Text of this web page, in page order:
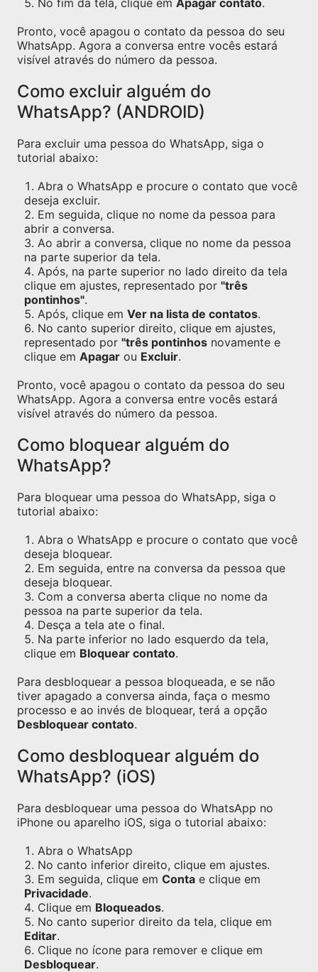
No fim da tela, clique em Apagar contato.
Pronto, você apagou o contato da pessoa do seu
WhatsApp. Agora a conversa entre vocês estará
visível através do número da pessoa.
Como excluir alguém do
WhatsApp? (ANDROID)
Para excluir uma pessoa do WhatsApp, siga o
tutorial abaixo:
Abra o WhatsApp e procure o contato que você
deseja excluir.
Em seguida, clique no nome da pessoa para
abrir a conversa.
Ao abrir a conversa, clique no nome da pessoa
na parte superior da tela.
Após, na parte superior no lado direito da tela
clique em ajustes, representado por "três
pontinhos".
Após, clique em Ver na lista de contatos.
No canto superior direito, clique em ajustes,
representado por "três pontinhos novamente e
clique em Apagar ou Excluir.
Pronto, você apagou o contato da pessoa do seu
WhatsApp. Agora a conversa entre vocês estará
visível através do número da pessoa.
Como bloquear alguém do
WhatsApp?
Para bloquear uma pessoa do WhatsApp, siga o
tutorial abaixo:
Abra o WhatsApp e procure o contato que você
deseja bloquear.
Em seguida, entre na conversa da pessoa que
deseja bloquear.
Com a conversa aberta clique no nome da
pessoa na parte superior da tela.
Desça a tela ate o final.
Na parte inferior no lado esquerdo da tela,
clique em Bloquear contato.
Para desbloquear a pessoa bloqueada, e se não
tiver apagado a conversa ainda, faça o mesmo
processo e ao invés de bloquear, terá a opção
Desbloquear contato.
Como desbloquear alguém do
WhatsApp? (iOS)
Para desbloquear uma pessoa do WhatsApp no
iPhone ou aparelho iOS, siga o tutorial abaixo:
Abra o WhatsApp
No canto inferior direito, clique em ajustes.
Em seguida, clique em Conta e clique em
Privacidade.
Clique em Bloqueados.
No canto superior direito da tela, clique em
Editar.
Clique no ícone para remover e clique em
Desbloquear.